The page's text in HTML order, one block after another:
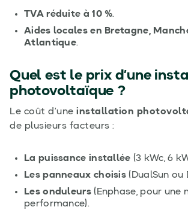
TVA réduite à 10 %.
Aides locales en Bretagne,
Atlantique.
Quel est le prix d’une
photovoltaïque ?
Le coût d’une installation
de plusieurs facteurs :
La puissance installée (3 kWc, 6
Les panneaux choisis (DualSun ou
Les onduleurs(Enphase, pour une
performance).